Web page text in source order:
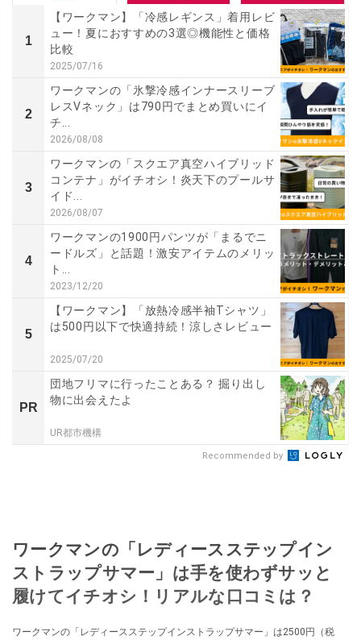
1
【ワークマン】「冷感レギンス」着用レビ
ュー！夏におすすめの3選◎機能性と価格
比較
2025/07/16
2
ワークマンの「氷撃冷感インナースリーブ
レスVネック」は790円でまとめ買いにイ
チ...
2026/08/08
3
ワークマンの「スクエア真空ハイブリッド
コンテナ」がイチオシ！炎天下のプールサ
イド...
2026/08/07
4
ワークマンの1900円パンツが「まるでニ
ードルズ」と話題！激安アイテムのメリッ
ト...
2023/12/20
5
【ワークマン】「放熱冷感半袖Tシャツ」
は500円以下で快適持続！涼しさレビュー
2025/07/20
PR
団地フリマに行ったことある？ 掘り出し
物に出会えたよ
UR都市機構
Recommended by
ワークマンの「レディースステップイン
ストラップサマー」は手を使わずサッと
履けてイチオシ！リアルな口コミは？
ワークマンの「レディースステップインストラップサマー」は2500円（税